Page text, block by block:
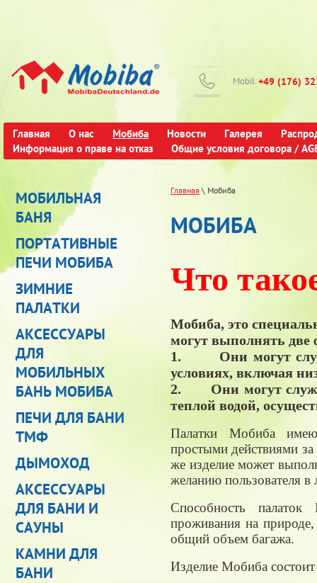
Mobil:+49 (176)
Главная О нас Мобиба Новости Галерея
Информация о праве на отказ
Общие условия договора /
МОБИЛЬНАЯ
БАНЯ
ПОРТАТИВНЫЕ
ПЕЧИ МОБИБА
ЗИМНИЕ
ПАЛАТКИ
АКСЕССУАРЫ
ДЛЯ
МОБИЛЬНЫХ
БАНЬ МОБИБА
ПЕЧИ ДЛЯ БАНИ
ТМФ
ДЫМОХОД
АКСЕССУАРЫ
ДЛЯ БАНИ И
САУНЫ
КАМНИ ДЛЯ
БАНИ
Главная \ Мобиба
МОБИБА
Что
Мобиба, это
могут выполнять
1. Они могут
условиях, включая
2. Они могут
теплой водой,
Палатки Мобиба
простыми действиями
же изделие может
желанию пользователя
Способность
проживания на
общий объем багажа.
Изделие Мобиба